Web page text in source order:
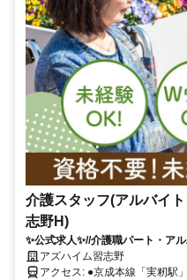
介護スタッフ(アルバイ
志野H)
✨公式求人✨//介護職パート・ア
OK！未経験歓迎◎
アズハイム習志野
アクセス: ●京成本線「実籾駅」徒歩10分 ●JR総武本線「津田沼」駅